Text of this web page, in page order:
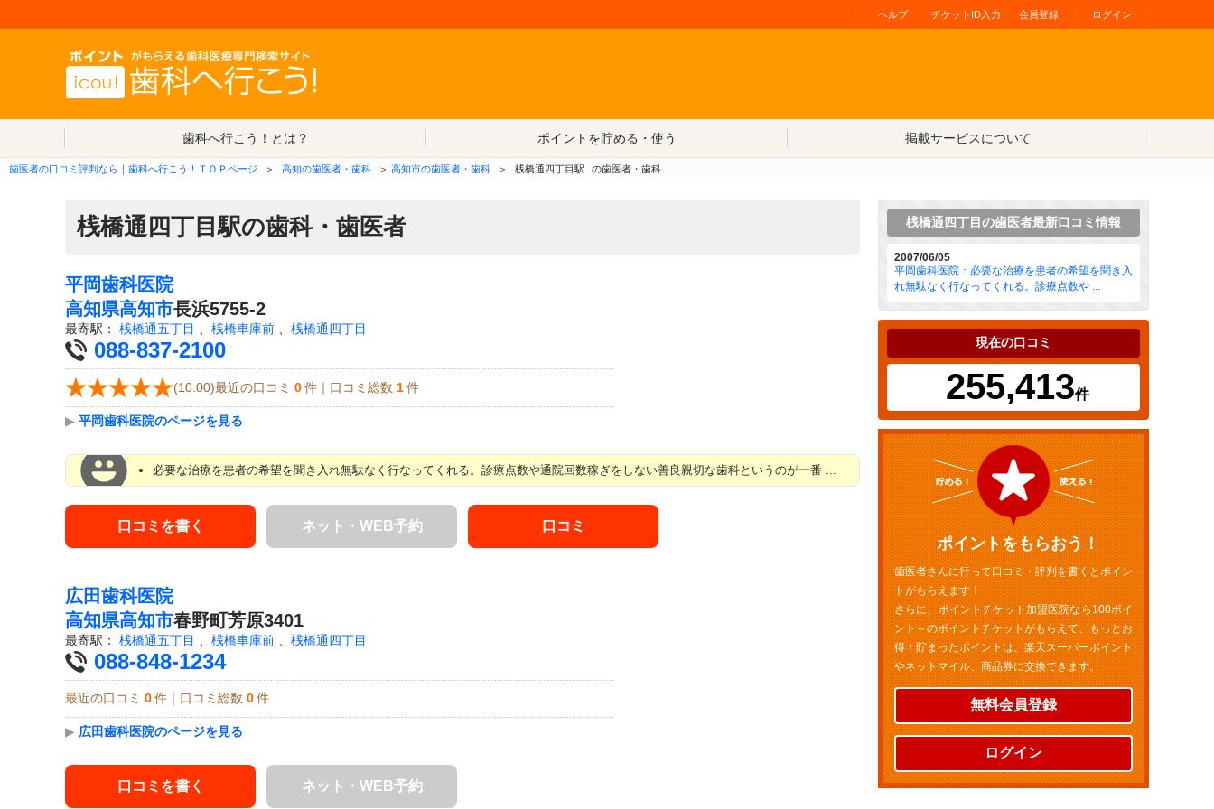
ヘルプ チケットID入力 会員登録 ログイン
歯科へ行こう！とは？
ポイントを貯める・使う 掲載サービスについて
歯医者の口コミ評判なら｜歯科へ行こう！ＴＯＰページ ＞ 高知の歯医者・歯科 ＞ 高知市の歯医者・歯科 ＞ 桟橋通四丁目駅 の歯医者・歯科
桟橋通四丁目駅の歯科・歯医者
平岡歯科医院
高知県高知市長浜5755-2
最寄駅： 桟橋通五丁目 桟橋車庫前 桟橋通四丁目
088-837-2100
(10.00)最近の口コミ 0 件｜口コミ総数 1 件
▶ 平岡歯科医院のページを見る
必要な治療を患者の希望を聞き入れ無駄なく行なってくれる。診療点数や通院回数稼ぎをしない善良親切な歯科というのが一番 ...
口コミを書く ネット・WEB予約 口コミ
広田歯科医院
高知県高知市春野町芳原3401
最寄駅： 桟橋通五丁目 桟橋車庫前 桟橋通四丁目
088-848-1234
最近の口コミ 0 件｜口コミ総数 0 件
▶ 広田歯科医院のページを見る
口コミを書く ネット・WEB予約
桟橋通四丁目の歯医者最新口コミ情報
2007/06/05
平岡歯科医院：必要な治療を患者の希望を聞き入
れ無駄なく行なってくれる。診療点数や ...
現在の口コミ
255,413件
ポイントをもらおう！
歯医者さんに行って口コミ・評判を書くとポイン
トがもらえます！
さらに、ポイントチケット加盟医院なら100ポイ
ント～のポイントチケットがもらえて、もっとお
得！貯まったポイントは、楽天スーパーポイント
やネットマイル、商品券に交換できます。
無料会員登録
ログイン